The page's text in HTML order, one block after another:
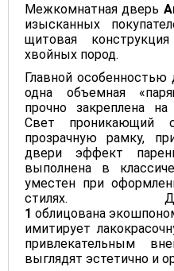
Межкомнатная дверь
изысканных
щитовая
хвойных пород.
Главной особенностью
одна объемная
прочно закреплена
Свет проникающий
прозрачную рамку,
двери эффект
выполнена в
уместен при
1 облицована
имитирует
привлекательным
выглядят эстетично и